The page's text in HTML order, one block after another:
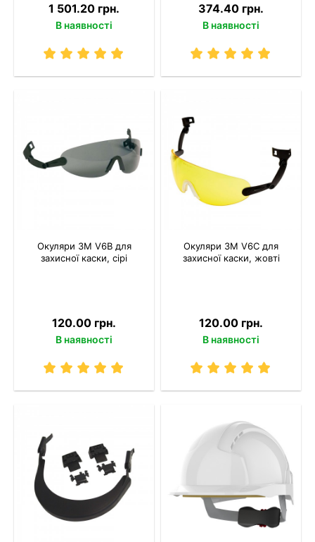
1 501.20 грн.
В наявності
374.40 грн.
В наявності
Окуляри 3M V6B для
захисної каски, сірі
120.00 грн.
В наявності
Окуляри 3M V6C для
захисної каски, жовті
120.00 грн.
В наявності